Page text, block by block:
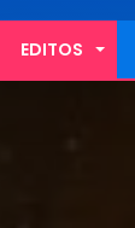
EDITOS